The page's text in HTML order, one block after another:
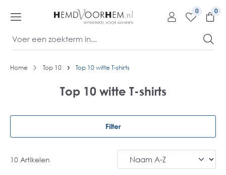
0
Home Top 10 Top 10 witte T-shirts
Top 10 witte T-shirts
Filter
10 Artikelen